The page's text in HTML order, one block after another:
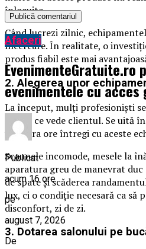
înlocuite.
Când lucrezi zilnic,
încercare. În realitate, o
produs fiabil este mai
2. Alegerea unor
La început, mulți profesioniști
sau pe ce vede clientul. Se uită
vei lucra ore întregi cu aceste
Scaunele incomode, mesele la
aparatura greu de manevrat
de spate și scăderea
lux, ci o condiție necesară ca să
disconfort, zi de zi.
3. Dotarea salonului pe
Afaceri
EvenimenteGratuite.ro
evenimentele cu
Publicat
acum 16 ore
pe
august 7, 2026
De